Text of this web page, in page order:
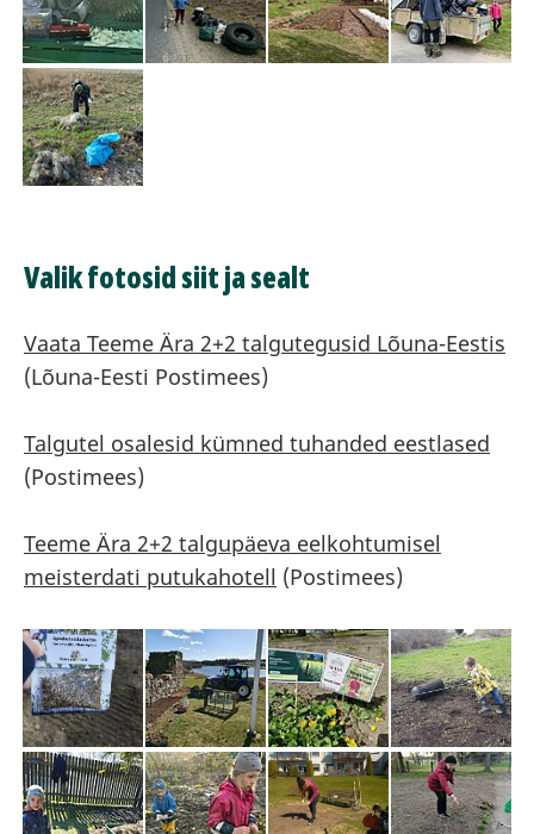
Valik fotosid siit ja sealt
Vaata Teeme Ära 2+2 talgutegusid Lõuna-Eestis
(Lõuna-Eesti Postimees)
Talgutel osalesid kümned tuhanded eestlased
(Postimees)
Teeme Ära 2+2 talgupäeva eelkohtumisel
meisterdati putukahotell (Postimees)